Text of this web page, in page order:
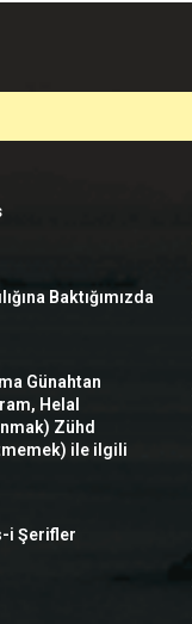
Baktığımızda
Günahtan
Helal
Zühd
ile ilgili
i Şerifler